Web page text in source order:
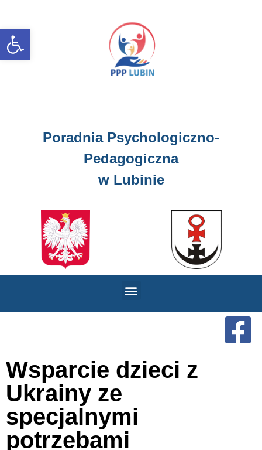
Open toolbar
Poradnia Psychologiczno-
Pedagogiczna
w Lubinie
Wsparcie dzieci z
Ukrainy ze
specjalnymi
potrzebami